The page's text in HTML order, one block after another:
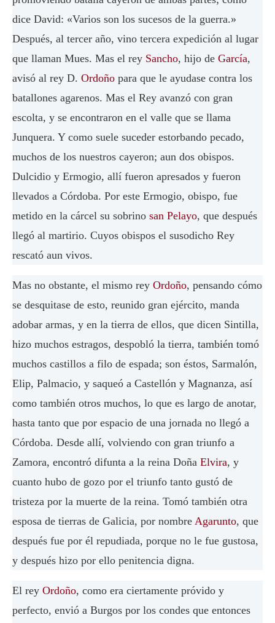
dice David: «Varios son los sucesos de la guerra.»
Después, al tercer año, vino tercera expedición al lugar
que llaman Mues. Mas el rey Sancho, hijo de García,
avisó al rey D. Ordoño para que le ayudase contra los
batallones agarenos. Mas el Rey avanzó con gran
escolta, y se encontraron en el valle que se llama
Junquera. Y como suele suceder estorbando pecado,
muchos de los nuestros cayeron; aun dos obispos.
Dulcidio y Ermogio, allí fueron apresados y fueron
llevados a Córdoba. Por este Ermogio, obispo, fue
metido en la cárcel su sobrino san Pelayo, que después
llegó al martirio. Cuyos obispos el susodicho Rey
rescató aun vivos.
Mas no obstante, el mismo rey Ordoño, pensando cómo
se desquitase de esto, reunido gran ejército, manda
adobar armas, y en la tierra de ellos, que dicen Sintilla,
hizo muchos estragos, despobló la tierra, también tomó
muchos castillos a filo de espada; son éstos, Sarmalón,
Elip, Palmacio, y saqueó a Castellón y Magnanza, así
como también otros muchos, lo que es largo de anotar,
hasta tanto que por espacio de una jornada no llegó a
Córdoba. Desde allí, volviendo con gran triunfo a
Zamora, encontró difunta a la reina Doña Elvira, y
cuanto hubo de gozo por el triunfo tanto gustó de
tristeza por la muerte de la reina. Tomó también otra
esposa de tierras de Galicia, por nombre Agarunto, que
después fue por él repudiada, porque no le fue gustosa,
y después hizo por ello penitencia digna.
El rey Ordoño, como era ciertamente próvido y
perfecto, envió a Burgos por los condes que entonces